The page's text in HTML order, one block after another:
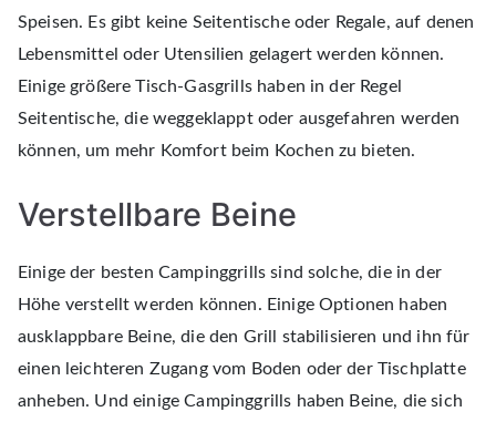
Speisen. Es gibt keine Seitentische oder Regale, auf denen
Lebensmittel oder Utensilien gelagert werden können.
Einige größere Tisch-Gasgrills haben in der Regel
Seitentische, die weggeklappt oder ausgefahren werden
können, um mehr Komfort beim Kochen zu bieten.
Verstellbare Beine
Einige der besten Campinggrills sind solche, die in der
Höhe verstellt werden können. Einige Optionen haben
ausklappbare Beine, die den Grill stabilisieren und ihn für
einen leichteren Zugang vom Boden oder der Tischplatte
anheben. Und einige Campinggrills haben Beine, die sich